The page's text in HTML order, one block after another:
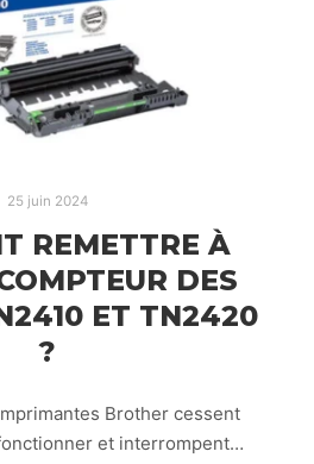
25 juin 2024
REMETTRE À
DES
ET TN2420
?
Brother cessent
et interrompent…